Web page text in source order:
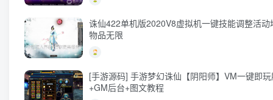
诛仙422单机版2020V8虚拟机一键技能调整活动
物品无限
[手游源码] 手游梦幻诛仙【阴阳师】VM一键即
+GM后台+图文教程